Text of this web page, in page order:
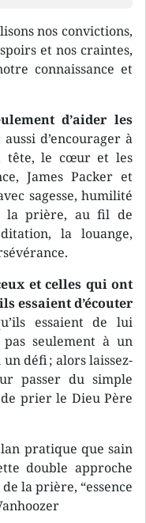
nos convictions,
et nos craintes,
connaissance et
d’aider les
d’encourager à
tête, le cœur et les
James Packer et
sagesse, humilité
la prière, au fil de
la louange,
et celles qui ont
essaient d’écouter
essaient de lui
seulement à un
un défi ; alors laissez-
passer du simple
prier le Dieu Père
pratique que sain
double approche
la prière, “essence